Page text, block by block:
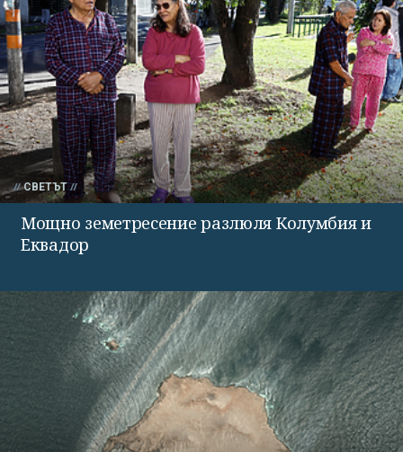
СВЕТЪТ
Мощно земетресение разлюля Колумбия и
Еквадор